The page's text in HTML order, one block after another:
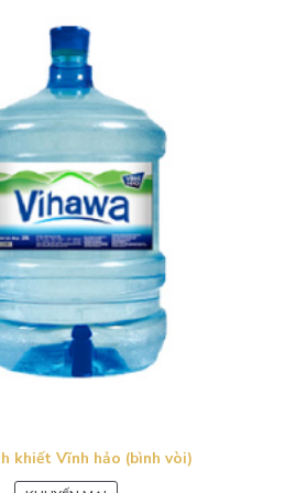
khiết Vĩnh hảo (bình vòi)